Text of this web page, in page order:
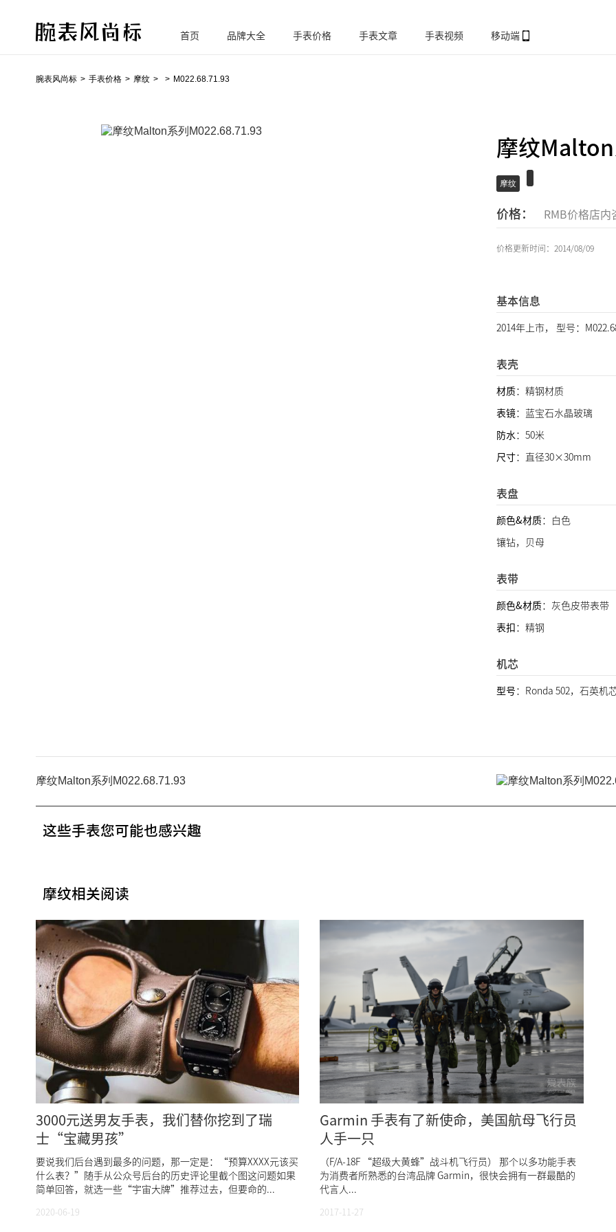
腕
首页 品牌大全 手表价格 手表文章 手表视频 移动端
腕表风尚标 手表价格 摩纹 M022.68.71.93
摩纹
摩纹
价格： RMB价格店内
价格更新时间：2014/08/09
基本信息
2014年上市， 型号：
表壳
材质：精钢材质
表镜：蓝宝石水晶玻璃
防水：50米
尺寸：直径30×30mm
表盘
颜色&材质：白色
镶钻，贝母
表带
颜色&材质：灰色皮带表带
表扣：精钢
机芯
型号：Ronda 502，石英机
摩纹Malton系列M022.68.71.93
这些手表您可能也感兴趣
摩纹相关阅读
3000元送男友手表，我们替你挖到了瑞
士“宝藏男孩”
要说我们后台遇到最多的问题，那一定是：“预算XXXX元该买
什么表？”随手从公众号后台的历史评论里截个图这问题如果
简单回答，就选一些“宇宙大牌”推荐过去，但要命的...
2020-06-19
Garmin 手表有了新使命，美国航母飞行员
人手一只
（F/A-18F “超级大黄蜂”战斗机飞行员） 那个以多功能手表
为消费者所熟悉的台湾品牌 Garmin，很快会拥有一群最酷的
代言人...
2017-11-27